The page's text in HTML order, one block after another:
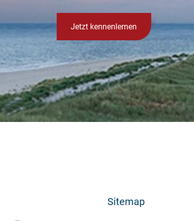
Jetzt kennenlernen
Sitemap